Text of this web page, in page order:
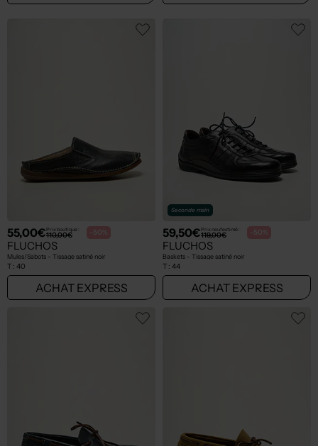
55,00€Prix boutique :
110,00€ -50%
FLUCHOS
Mules/Sabots - Tissage satiné noir
T : 40
ACHAT EXPRESS
Seconde main
59,50€Prix neuf estimé :
119,00€ -50%
FLUCHOS
Baskets - Tissage satiné noir
T : 44
ACHAT EXPRESS